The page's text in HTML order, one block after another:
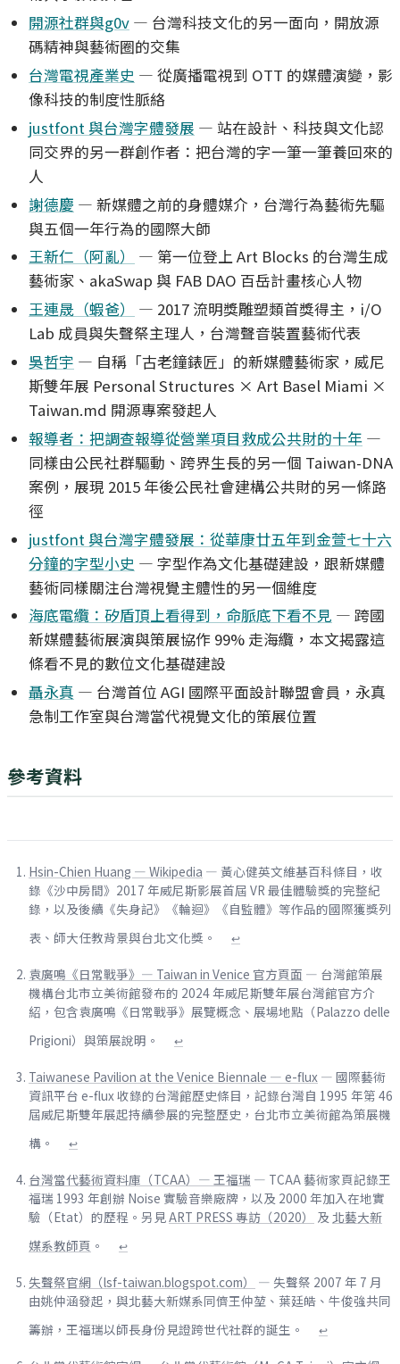
開源社群與g0v — 台灣科技文化的另一面向，開放源
碼精神與藝術圈的交集
台灣電視產業史 — 從廣播電視到 OTT 的媒體演變，影
像科技的制度性脈絡
justfont 與台灣字體發展 — 站在設計、科技與文化認
同交界的另一群創作者：把台灣的字一筆一筆養回來的
人
謝德慶 — 新媒體之前的身體媒介，台灣行為藝術先驅
與五個一年行為的國際大師
王新仁（阿亂）
— 第一位登上 Art Blocks 的台灣生成
藝術家、akaSwap 與 FAB DAO 百岳計畫核心人物
王連晟（蝦爸）
— 2017 流明獎雕塑類首獎得主，i/O
Lab 成員與失聲祭主理人，台灣聲音裝置藝術代表
吳哲宇 — 自稱「古老鐘錶匠」的新媒體藝術家，威尼
斯雙年展 Personal Structures × Art Basel Miami ×
Taiwan.md 開源專案發起人
報導者：把調查報導從營業項目救成公共財的十年 —
同樣由公民社群驅動、跨界生長的另一個 Taiwan-DNA
案例，展現 2015 年後公民社會建構公共財的另一條路
徑
justfont 與台灣字體發展：從華康廿五年到金萱七十六
分鐘的字型小史 — 字型作為文化基礎建設，跟新媒體
藝術同樣關注台灣視覺主體性的另一個維度
海底電纜：矽盾頂上看得到，命脈底下看不見 — 跨國
新媒體藝術展演與策展協作 99% 走海纜，本文揭露這
條看不見的數位文化基礎建設
聶永真 — 台灣首位 AGI 國際平面設計聯盟會員，永真
急制工作室與台灣當代視覺文化的策展位置
參考資料
Hsin-Chien Huang — Wikipedia — 黃心健英文維基百科條目，收
錄《沙中房間》2017 年威尼斯影展首屆 VR 最佳體驗獎的完整紀
錄，以及後續《失身記》《輪迴》《自監體》等作品的國際獲獎列
表、師大任教背景與台北文化獎。
↩
袁廣鳴《日常戰爭》— Taiwan in Venice 官方頁面 — 台灣館策展
機構台北市立美術館發布的 2024 年威尼斯雙年展台灣館官方介
紹，包含袁廣鳴《日常戰爭》展覽概念、展場地點（Palazzo delle
Prigioni）與策展說明。
↩
Taiwanese Pavilion at the Venice Biennale — e-flux — 國際藝術
資訊平台 e-flux 收錄的台灣館歷史條目，記錄台灣自 1995 年第 46
屆威尼斯雙年展起持續參展的完整歷史，台北市立美術館為策展機
構。
↩
台灣當代藝術資料庫（TCAA）— 王福瑞 — TCAA 藝術家頁記錄王
福瑞 1993 年創辦 Noise 實驗音樂廠牌，以及 2000 年加入在地實
驗（Etat）的歷程。另見ART PRESS 專訪（2020） 及 北藝大新
媒系教師頁 。 ↩
失聲祭官網（lsf-taiwan.blogspot.com）
— 失聲祭 2007 年 7 月
由姚仲涵發起，與北藝大新媒系同儕王仲堃、葉廷皓、牛俊強共同
籌辦，王福瑞以師長身份見證跨世代社群的誕生。
↩